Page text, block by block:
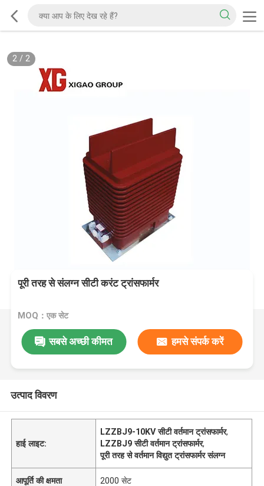
2/ 2
पूरी तरह से संलग्न सीटी करंट ट्रांसफार्मर
MOQ：एक सेट
सबसे अच्छी कीमत हमसे संपर्क करें
उत्पाद विवरण
हाई लाइट:
LZZBJ9-10KV सीटी वर्तमान ट्रांसफार्मर,
LZZBJ9 सीटी वर्तमान ट्रांसफार्मर,
पूरी तरह से वर्तमान विद्युत ट्रांसफार्मर संलग्न
आपूर्ति की क्षमता 2000 सेट